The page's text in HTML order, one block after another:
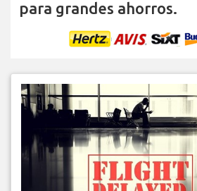
para grandes ahorros.